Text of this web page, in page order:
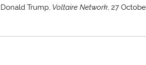
Donald Trump, Voltaire Network, 27